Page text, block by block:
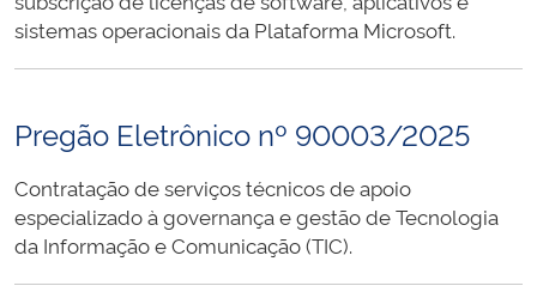
sistemas operacionais da Plataforma Microsoft.
Pregão Eletrônico nº 90003/2025
Contratação de serviços técnicos de apoio
especializado à governança e gestão de Tecnologia
da Informação e Comunicação (TIC).